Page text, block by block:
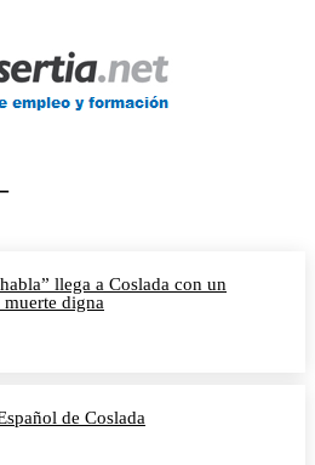
llega a Coslada con un
digna
de Coslada